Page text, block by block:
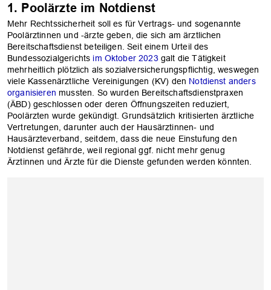
1. Poolärzte im Notdienst
Mehr Rechtssicherheit soll es für Vertrags- und sogenannte
Poolärztinnen und -ärzte geben, die sich am ärztlichen
Bereitschaftsdienst beteiligen. Seit einem Urteil des
Bundessozialgerichts im Oktober 2023galt die Tätigkeit
mehrheitlich plötzlich als sozialversicherungspflichtig, weswegen
viele Kassenärztliche Vereinigungen (KV) den Notdienst anders
organisieren mussten. So wurden Bereitschaftsdienstpraxen
(ÄBD) geschlossen oder deren Öffnungszeiten reduziert,
Poolärzten wurde gekündigt. Grundsätzlich kritisierten ärztliche
Vertretungen, darunter auch der Hausärztinnen- und
Hausärzteverband, seitdem, dass die neue Einstufung den
Notdienst gefährde, weil regional ggf. nicht mehr genug
Ärztinnen und Ärzte für die Dienste gefunden werden könnten.